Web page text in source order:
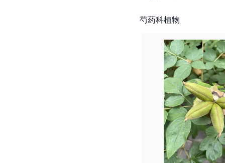
芍药科植物